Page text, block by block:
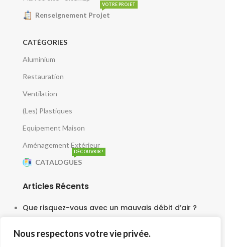
Nous respectons votre vie privée.
Renseignement Projet
VOTRE PROJET
CATÉGORIES
Aluminium
Restauration
Ventilation
(Les) Plastiques
Equipement Maison
Aménagement Extérieur
CATALOGUES
DÉCOUVRIR !
Articles Récents
Que risquez-vous avec un mauvais débit d’air ?
Le moteur escargot est-il vraiment silencieux ?